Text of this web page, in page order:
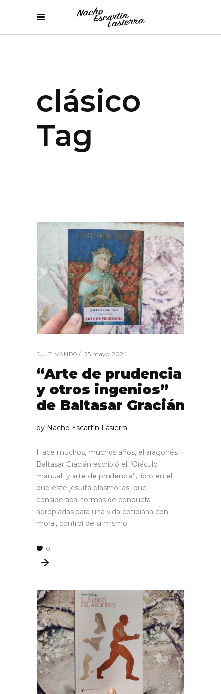
clásico
Tag
CULTIVANDO 25 mayo, 2024
“Arte de prudencia
y otros ingenios”
de Baltasar Gracián
by Nacho Escartín Lasierra
Hace muchos, muchos años, el aragonés
Baltasar Gracián escribió el “Oráculo
manual y arte de prudencia”, libro en el
que este jesuita plasmó las que
consideraba normas de conducta
apropiadas para una vida cotidiana con
moral, control de sí mismo
0